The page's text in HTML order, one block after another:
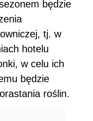
będzie
tj. w
hotelu
w celu ich
będzie
roślin.